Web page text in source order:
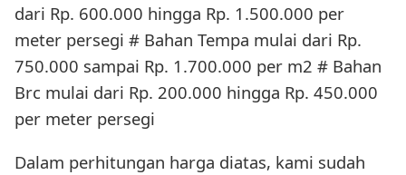
dari Rp. 600.000 hingga Rp. 1.500.000 per
meter persegi # Bahan Tempa mulai dari Rp.
750.000 sampai Rp. 1.700.000 per m2 # Bahan
Brc mulai dari Rp. 200.000 hingga Rp. 450.000
per meter persegi
Dalam perhitungan harga diatas, kami sudah